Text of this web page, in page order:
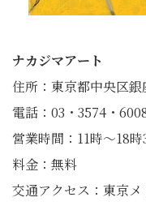
ナカジマアート
住所：東京都中央区
電話：03・3574・
営業時間：11時～18
料金：無料
交通アクセス：東京